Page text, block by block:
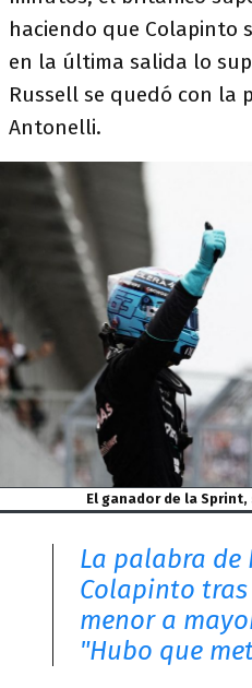
haciendo que Colapinto
en la última salida lo
Russell se quedó con la
Antonelli.
El ganador de la
La palabra de
Colapinto
menor a
"Hubo que